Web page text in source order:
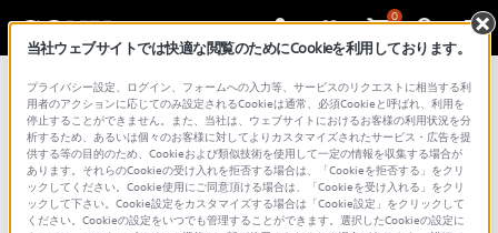
0
総合サポート・お問い合わせ プロフェッショナル／業務用
PPV-200
当社ウェブサイトでは快適な閲覧のためにCookieを利用しております。
プライバシー設定、ログイン、フォームへの入力等、サービスのリクエストに相当する利
用者のアクションに応じてのみ設定されるCookieは通常、必須Cookieと呼ばれ、利用を
停止することができません。また、当社は、ウェブサイトにおけるお客様の利用状況を分
析するため、あるいは個々のお客様に対してよりカスタマイズされたサービス・広告を提
供する等の目的のため、Cookieおよび類似技術を使用して一定の情報を収集する場合が
あります。それらのCookieの受け入れを拒否する場合は、「Cookieを拒否する」をクリ
ックしてください。Cookie使用にご同意頂ける場合は、「Cookieを受け入れる」をクリ
ックして下さい。Cookie設定をカスタマイズする場合は「Cookie設定」をクリックして
ください。Cookieの設定をいつでも管理することができます。選択したCookieの設定に